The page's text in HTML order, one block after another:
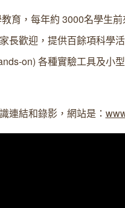
育，每年約 3000名學生
長歡迎，提供百餘項科學
on) 各種實驗工具及小
連結和錄影，網站是：